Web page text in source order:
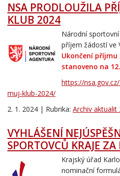
NSA PRODLOUŽILA
KLUB 2024
Národní
příjem žádostí ve
Ukončení
stanoveno na
https://
muj-klub-2024/
2. 1. 2024 | Rubrika: Archiv aktualit
VYHLÁŠENÍ
SPORTOVCŮ KRAJE
Krajský úřad
nominační